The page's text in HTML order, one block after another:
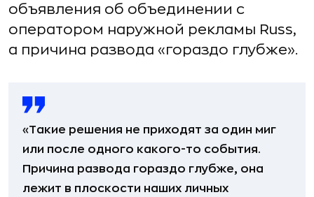
объявления об объединении с
оператором наружной рекламы Russ,
а причина развода «гораздо глубже».
«Такие решения не приходят за один миг
или после одного какого-то события.
Причина развода гораздо глубже, она
лежит в плоскости наших личных